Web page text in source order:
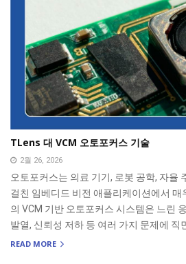
TLens 대 VCM 오토포커스 기술
2월 26, 2026
오토포커스는 의료 기기, 로봇 공학, 자율
걸친 임베디드 비전 애플리케이션에서 매
의 VCM 기반 오토포커스 시스템은 느린
발열, 신뢰성 저하 등 여러 가지 문제에 직
READ MORE